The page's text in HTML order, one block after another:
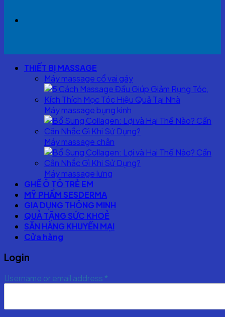
THIẾT BỊ MASSAGE
Máy massage cổ vai gáy
Máy massage bụng kinh
Máy massage chân
Máy massage lưng
GHẾ Ô TÔ TRẺ EM
MỸ PHẨM SESDERMA
GIA DỤNG THÔNG MINH
QUÀ TẶNG SỨC KHOẺ
SĂN HÀNG KHUYẾN MẠI
Cửa hàng
Login
Username or email address *